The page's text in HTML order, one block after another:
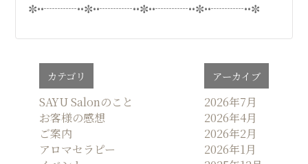
✼••┈┈┈••✼••┈┈┈••✼••┈┈┈••✼••┈┈┈••✼
カテゴリ
SAYU Salonのこと
お客様の感想
ご案内
アロマセラピー
アーカイブ
2026年7月
2026年4月
2026年2月
2026年1月